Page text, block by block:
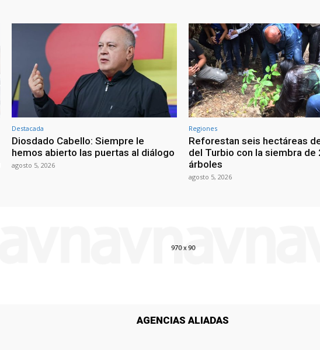
Destacada
Diosdado Cabello: Siempre le
hemos abierto las puertas al diálogo
agosto 5, 2026
Regiones
Reforestan seis hectáreas
del Turbio con la siembra de
árboles
agosto 5, 2026
AGENCIAS ALIADAS